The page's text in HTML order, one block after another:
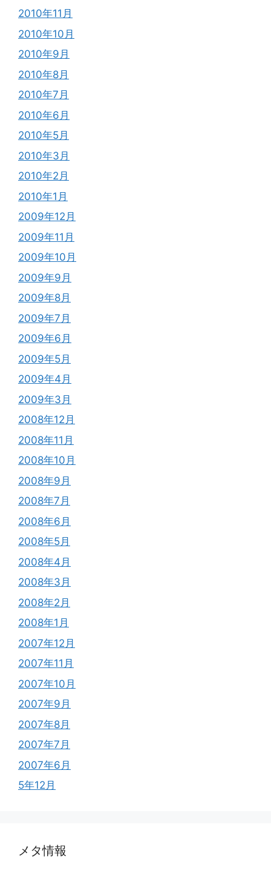
2010年11月
2010年10月
2010年9月
2010年8月
2010年7月
2010年6月
2010年5月
2010年3月
2010年2月
2010年1月
2009年12月
2009年11月
2009年10月
2009年9月
2009年8月
2009年7月
2009年6月
2009年5月
2009年4月
2009年3月
2008年12月
2008年11月
2008年10月
2008年9月
2008年7月
2008年6月
2008年5月
2008年4月
2008年3月
2008年2月
2008年1月
2007年12月
2007年11月
2007年10月
2007年9月
2007年8月
2007年7月
2007年6月
5年12月
メタ情報